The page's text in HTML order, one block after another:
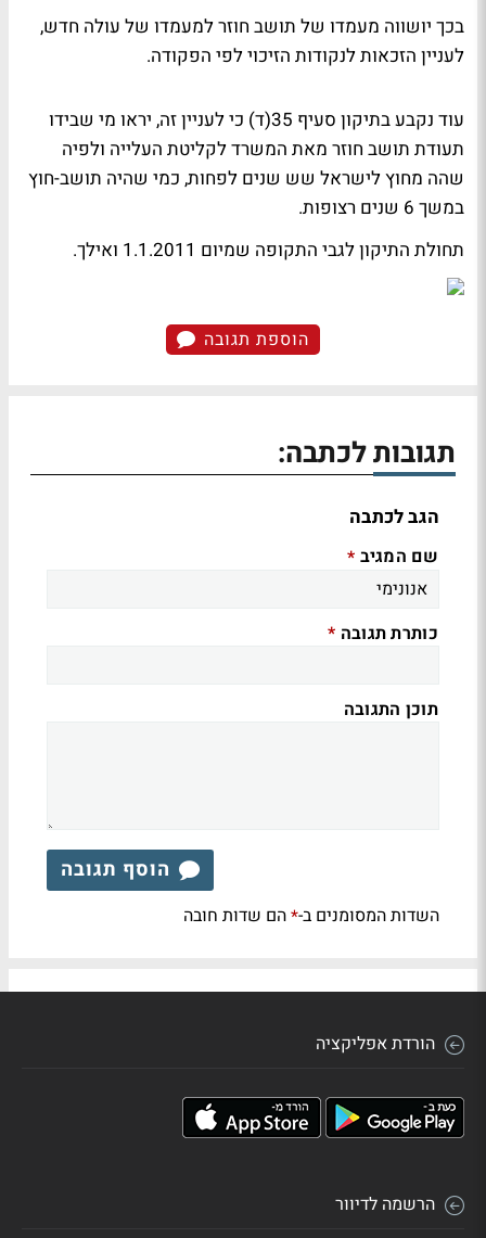
בכך יושווה מעמדו של תושב חוזר למעמדו של עולה חדש,
לעניין הזכאות לנקודות הזיכוי לפי הפקודה.
עוד נקבע בתיקון סעיף 35(ד) כי לעניין זה, יראו מי שבידו
תעודת תושב חוזר מאת המשרד לקליטת העלייה ולפיה
שהה מחוץ לישראל שש שנים לפחות, כמי שהיה תושב-חוץ
במשך 6 שנים רצופות.
תחולת התיקון לגבי התקופה שמיום 1.1.2011 ואילך.
הוספת תגובה
תגובות לכתבה:
הגב לכתבה
שם המגיב *
כותרת תגובה *
תוכן התגובה
הוסף תגובה
השדות המסומנים ב-*הם שדות חובה
הורדת אפליקציה
הרשמה לדיוור